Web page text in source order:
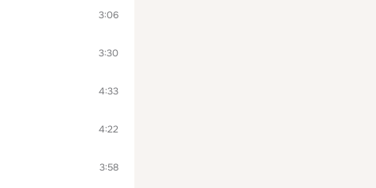
3:06
3:30
4:33
4:22
3:58